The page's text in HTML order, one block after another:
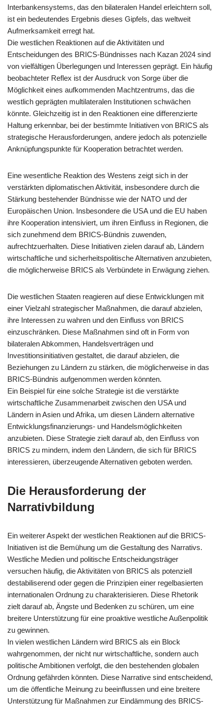
Interbankensystems, das den bilateralen Handel erleichtern soll,
ist ein bedeutendes Ergebnis dieses Gipfels, das weltweit
Aufmerksamkeit erregt hat.
Die westlichen Reaktionen auf die Aktivitäten und
Entscheidungen des BRICS-Bündnisses nach Kazan 2024 sind
von vielfältigen Überlegungen und Interessen geprägt. Ein häufig
beobachteter Reflex ist der Ausdruck von Sorge über die
Möglichkeit eines aufkommenden Machtzentrums, das die
westlich geprägten multilateralen Institutionen schwächen
könnte. Gleichzeitig ist in den Reaktionen eine differenzierte
Haltung erkennbar, bei der bestimmte Initiativen von BRICS als
strategische Herausforderungen, andere jedoch als potenzielle
Anknüpfungspunkte für Kooperation betrachtet werden.
Eine wesentliche Reaktion des Westens zeigt sich in der
verstärkten diplomatischen Aktivität, insbesondere durch die
Stärkung bestehender Bündnisse wie der NATO und der
Europäischen Union. Insbesondere die USA und die EU haben
ihre Kooperation intensiviert, um ihren Einfluss in Regionen, die
sich zunehmend dem BRICS-Bündnis zuwenden,
aufrechtzuerhalten. Diese Initiativen zielen darauf ab, Ländern
wirtschaftliche und sicherheitspolitische Alternativen anzubieten,
die möglicherweise BRICS als Verbündete in Erwägung ziehen.
Die westlichen Staaten reagieren auf diese Entwicklungen mit
einer Vielzahl strategischer Maßnahmen, die darauf abzielen,
ihre Interessen zu wahren und den Einfluss von BRICS
einzuschränken. Diese Maßnahmen sind oft in Form von
bilateralen Abkommen, Handelsverträgen und
Investitionsinitiativen gestaltet, die darauf abzielen, die
Beziehungen zu Ländern zu stärken, die möglicherweise in das
BRICS-Bündnis aufgenommen werden könnten.
Ein Beispiel für eine solche Strategie ist die verstärkte
wirtschaftliche Zusammenarbeit zwischen den USA und
Ländern in Asien und Afrika, um diesen Ländern alternative
Entwicklungsfinanzierungs- und Handelsmöglichkeiten
anzubieten. Diese Strategie zielt darauf ab, den Einfluss von
BRICS zu mindern, indem den Ländern, die sich für BRICS
interessieren, überzeugende Alternativen geboten werden.
Die Herausforderung der
Narrativbildung
Ein weiterer Aspekt der westlichen Reaktionen auf die BRICS-
Initiativen ist die Bemühung um die Gestaltung des Narrativs.
Westliche Medien und politische Entscheidungsträger
versuchen häufig, die Aktivitäten von BRICS als potenziell
destabiliserend oder gegen die Prinzipien einer regelbasierten
internationalen Ordnung zu charakterisieren. Diese Rhetorik
zielt darauf ab, Ängste und Bedenken zu schüren, um eine
breitere Unterstützung für eine proaktive westliche Außenpolitik
zu gewinnen.
In vielen westlichen Ländern wird BRICS als ein Block
wahrgenommen, der nicht nur wirtschaftliche, sondern auch
politische Ambitionen verfolgt, die den bestehenden globalen
Ordnung gefährden könnten. Diese Narrative sind entscheidend,
um die öffentliche Meinung zu beeinflussen und eine breitere
Unterstützung für Maßnahmen zur Eindämmung des BRICS-